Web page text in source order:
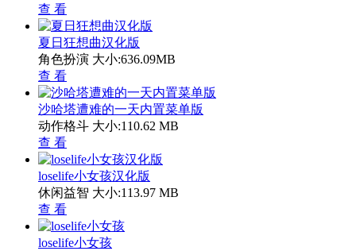
查 看
夏日狂想曲汉化版
角色扮演 大小:636.09MB
查 看
沙哈塔遭难的一天内置菜单版
动作格斗 大小:110.62 MB
查 看
loselife小女孩汉化版
休闲益智 大小:113.97 MB
查 看
loselife小女孩